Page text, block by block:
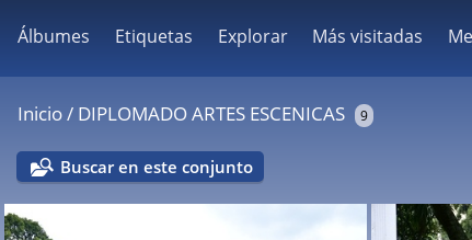
Álbumes Etiquetas Explorar Más visitadas
Inicio/ DIPLOMADO ARTES ESCENICAS 9
Buscar en este conjunto